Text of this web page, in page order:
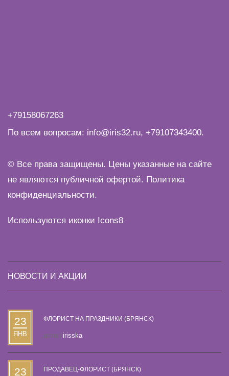
+79158067263
По всем вопросам: info@iris32.ru, +79107343400.
© Все права защищены. Цены указанные на сайте
не являются публичной офертой. Политика
конфиденциальности.
Используются иконки Icons8
НОВОСТИ И АКЦИИ
23
ЯНВ
ФЛОРИСТ НА ПРАЗДНИКИ (БРЯНСК)
автор irisska
23 ПРОДАВЕЦ-ФЛОРИСТ (БРЯНСК)